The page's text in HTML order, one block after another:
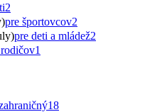
2
pre športovcov2
pre deti a mládež2
1
18